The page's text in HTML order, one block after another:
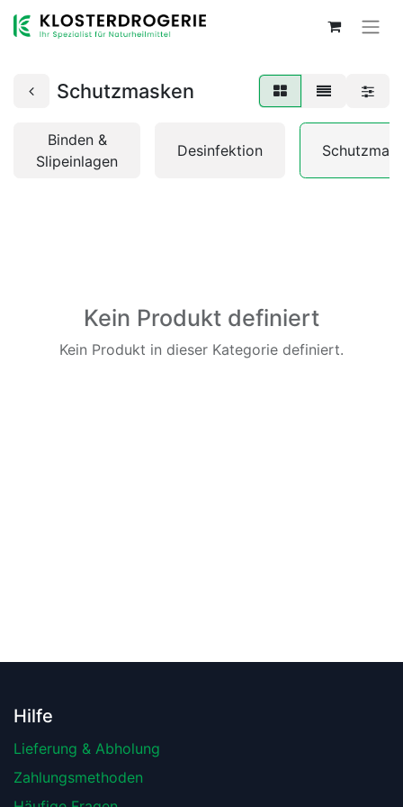
Schutzmasken
Binden &
Slipeinlagen
Desinfektion
Kein Produkt definiert
Kein Produkt in dieser Kategorie definiert.
Hilfe
Lieferung & Abholung
Zahlungsmethoden